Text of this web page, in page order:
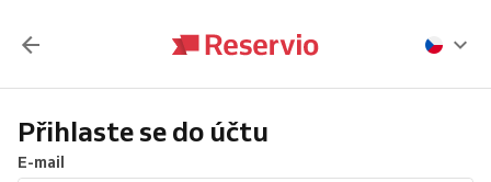
Přihlaste se do účtu
E-mail